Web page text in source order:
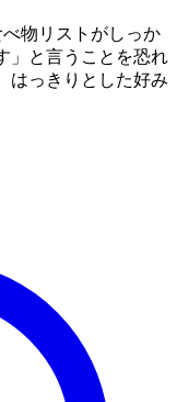
物リストがしっか
」と言うことを恐れ
はっきりとした好み